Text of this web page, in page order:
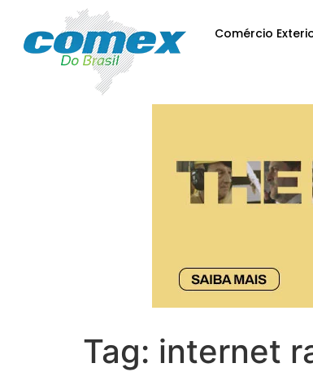
Comércio
Tag: internet